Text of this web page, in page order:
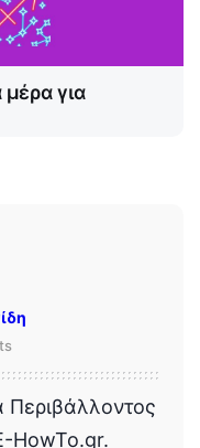
για
Περιβάλλοντος
HowTo.gr.